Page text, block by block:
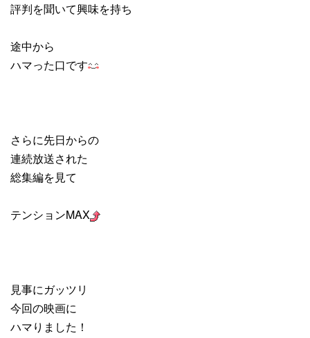
評判を聞いて興味を持ち
途中から
ハマった口です
さらに先日からの
連続放送された
総集編を見て
テンションMAX
見事にガッツリ
今回の映画に
ハマりました！